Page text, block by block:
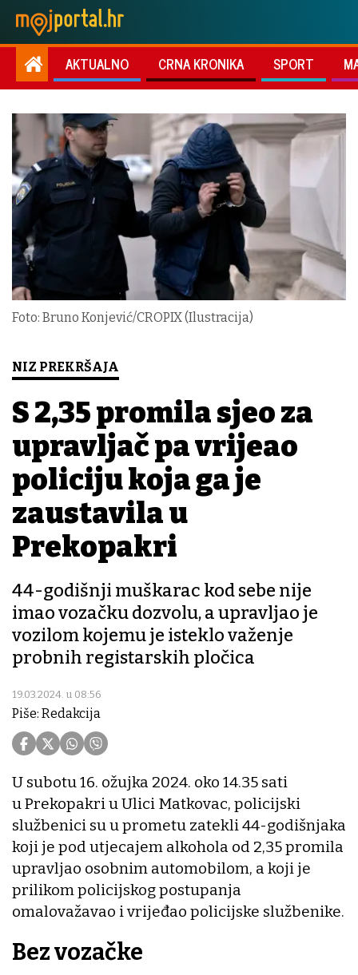
AKTUALNO CRNA KRONIKA SPORT
Foto: Bruno Konjević/CROPIX (Ilustracija)
NIZ PREKRŠAJA
S 2,35 promila sjeo za
upravljač pa vrijeđao
policiju koja ga je
zaustavila u
Prekopakri
44-godišnji muškarac kod sebe nije
imao vozačku dozvolu, a upravljao je
vozilom kojemu je isteklo važenje
probnih registarskih pločica
19.03.2024. u 08:56
Piše: Redakcija
U subotu 16. ožujka 2024. oko 14.35 sati
u Prekopakri u Ulici Matkovac, policijski
službenici su u prometu zatekli 44-godišnjaka
koji je pod utjecajem alkohola od 2,35 promila
upravljao osobnim automobilom, a koji je
prilikom policijskog postupanja
omalovažavao i vrijeđao policijske službenike.
Bez vozačke